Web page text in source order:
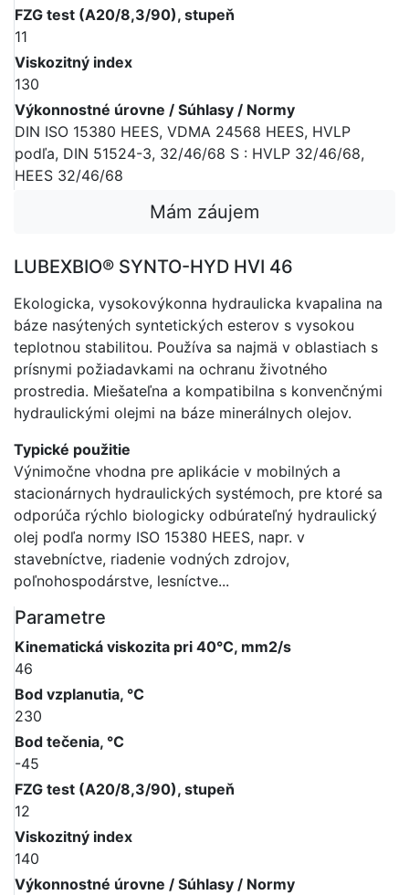
FZG test (A20/8,3/90), stupeň
11
Viskozitný index
130
Výkonnostné úrovne / Súhlasy / Normy
DIN ISO 15380 HEES, VDMA 24568 HEES, HVLP
podľa, DIN 51524-3, 32/46/68 S : HVLP 32/46/68,
HEES 32/46/68
Mám záujem
LUBEXBIO® SYNTO-HYD HVI 46
Ekologicka, vysokovýkonna hydraulicka kvapalina na
báze nasýtených syntetických esterov s vysokou
teplotnou stabilitou. Používa sa najmä v oblastiach s
prísnymi požiadavkami na ochranu životného
prostredia. Miešateľna a kompatibilna s konvenčnými
hydraulickými olejmi na báze minerálnych olejov.
Typické použitie
Výnimočne vhodna pre aplikácie v mobilných a
stacionárnych hydraulických systémoch, pre ktoré sa
odporúča rýchlo biologicky odbúrateľný hydraulický
olej podľa normy ISO 15380 HEES, napr. v
stavebníctve, riadenie vodných zdrojov,
poľnohospodárstve, lesníctve...
Parametre
Kinematická viskozita pri 40°C, mm2/s
46
Bod vzplanutia, °C
230
Bod tečenia, °C
-45
FZG test (A20/8,3/90), stupeň
12
Viskozitný index
140
Výkonnostné úrovne / Súhlasy / Normy